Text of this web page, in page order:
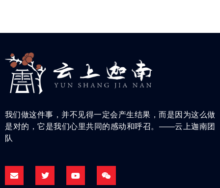
我们做这件事，并不见得一定会产生结果，而是因为这么做
是对的，它是我们心里共同的感动和呼召。——云上迦南团
队